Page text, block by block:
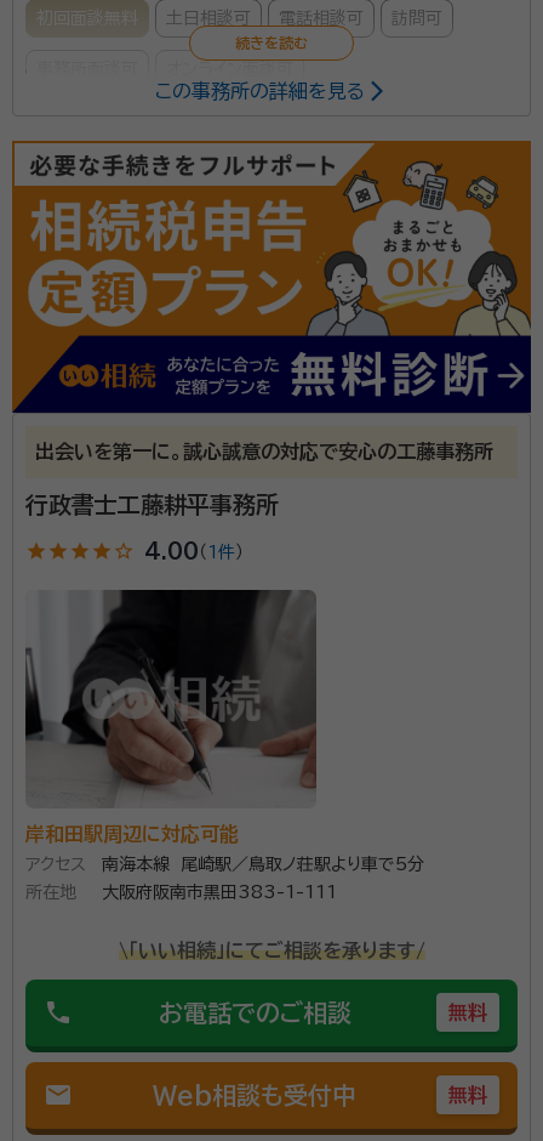
初回面談無料 土日相談可 電話相談可 訪問可
柴田 龍浩（シバタ タツヒロ） 行政書士
相続手続きは小さく細かい手続きの連続です。また、そ
の手続きの幅も多岐に渡ります。 弊所では、「どのよう
な手続きが必要か」、「どのように行うか」、「それぞれの
手続きの単価はいくらか」 など、細かいその手続きの内
容と流れを丁寧にご説明致します。 まるっとお任せいた
能です。
資格等： 行政書士
この事務所の詳細を見る
出会いを第一に。誠心誠意の対応で安心の工藤事務所
行政書士工藤耕平事務所
star star star star star_outline 4.00 （ 1件）
岸和田駅周辺に対応可能
アクセス
南海本線 尾崎駅／鳥取ノ荘駅より車で5分
所在地
大阪府阪南市黒田383-1-111
\「いい相続」にてご相談を承ります/
phone お電話でのご相談 無料
mail Web相談も受付中 無料